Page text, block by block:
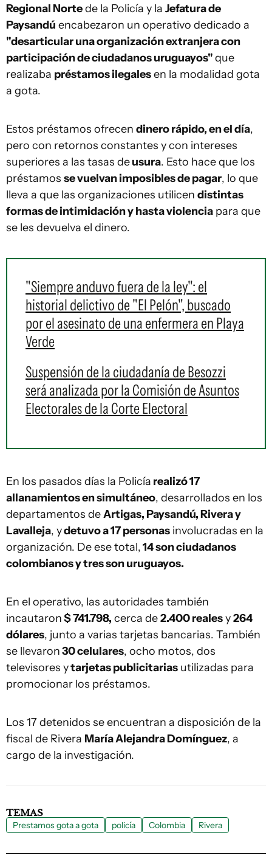
Regional Nortede la Policía y la Jefatura de
Paysandú encabezaron un operativo dedicado a
"desarticular una organización extranjera con
participación de ciudadanos uruguayos"que
realizaba préstamos ilegalesen la modalidad gota
a gota.
Estos préstamos ofrecen dinero rápido, en el día,
pero con retornos constantes y con intereses
superiores a las tasas deusura. Esto hace que los
préstamos se vuelvan imposibles de pagar, lo que
lleva a que las organizaciones utilicen distintas
formas de intimidación y hasta violencia para que
se les devuelva el dinero.
"Siempre anduvo fuera de la ley": el
historial delictivo de "El Pelón", buscado
por el asesinato de una enfermera en Playa
Verde
Suspensión de la ciudadanía de Besozzi
será analizada por la Comisión de Asuntos
Electorales de la Corte Electoral
En los pasados días la Policía realizó 17
allanamientos en simultáneo, desarrollados en los
departamentos deArtigas, Paysandú, Rivera y
Lavalleja, ydetuvo a 17 personas involucradas en la
organización. De ese total,14 son ciudadanos
colombianos y tres son uruguayos.
En el operativo, las autoridades también
incautaron$ 741.798, cerca de2.400 realesy264
dólares, junto a varias tarjetas bancarias. También
se llevaron30 celulares, ocho motos, dos
televisores ytarjetas publicitarias utilizadas para
promocionar los préstamos.
Los 17 detenidos se encuentran a disposición de la
fiscal de Rivera María Alejandra Domínguez, a
cargo de la investigación.
TEMAS
Prestamos gota a gota policía Colombia Rivera